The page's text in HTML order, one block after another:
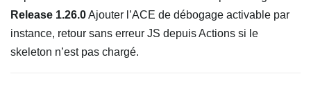
Release 1.26.0Ajouter l’ACE de débogage activable par
instance, retour sans erreur JS depuis Actions si le
skeleton n’est pas chargé.